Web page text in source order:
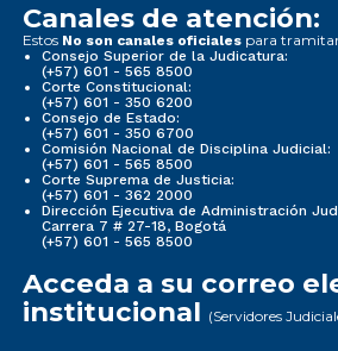
Canales de atención:
Estos No son canales oficiales para
Consejo Superior de la Judicatura:
(+57) 601 - 565 8500
Corte Constitucional:
(+57) 601 - 350 6200
Consejo de Estado:
(+57) 601 - 350 6700
Comisión Nacional de Disciplina Judicial:
(+57) 601 - 565 8500
Corte Suprema de Justicia:
(+57) 601 - 362 2000
Dirección Ejecutiva de Administración
Carrera 7 # 27-18, Bogotá
(+57) 601 - 565 8500
Acceda a su correo
institucional (Servidores